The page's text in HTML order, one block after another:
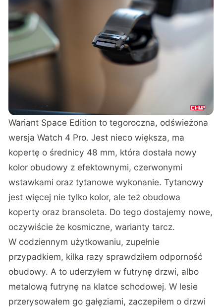
Wariant Space Edition to tegoroczna, odświeżona
wersja Watch 4 Pro. Jest nieco większa, ma
kopertę o średnicy 48 mm, która dostała nowy
kolor obudowy z efektownymi, czerwonymi
wstawkami oraz tytanowe wykonanie. Tytanowy
jest więcej nie tylko kolor, ale też obudowa
koperty oraz bransoleta. Do tego dostajemy nowe,
oczywiście że kosmiczne, warianty tarcz.
W codziennym użytkowaniu, zupełnie
przypadkiem, kilka razy sprawdziłem odporność
obudowy. A to uderzyłem w futrynę drzwi, albo
metalową futrynę na klatce schodowej. W lesie
przerysowałem go gałęziami, zaczepiłem o drzwi